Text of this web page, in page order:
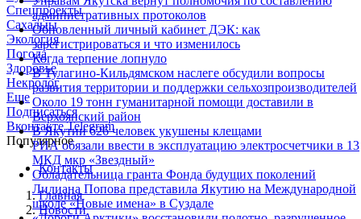
Спецпроекты
Сахалыы
Экология
Погода
Здоровье
Некролог
Еще
Подписаться
ВконтактеTelegram
Популярное
административных протоколов
Обновленный личный кабинет ДЭК: как
зарегистрироваться и что изменилось
Когда терпение лопнуло
В Тулагино-Кильдямском наслеге обсудили вопросы
развития территории и поддержки сельхозпроизводителей
Около 19 тонн гуманитарной помощи доставили в
Верхоянский район
В Якутии 626 человек укушены клещами
РИА обязали ввести в эксплуатацию электросчетчики в 13
МКД мкр «Звездный»
Обладательница гранта Фонда будущих поколений
Лилиана Попова представила Якутию на Международной
школе «Новые имена» в Суздале
Контакты
Главная
Новости